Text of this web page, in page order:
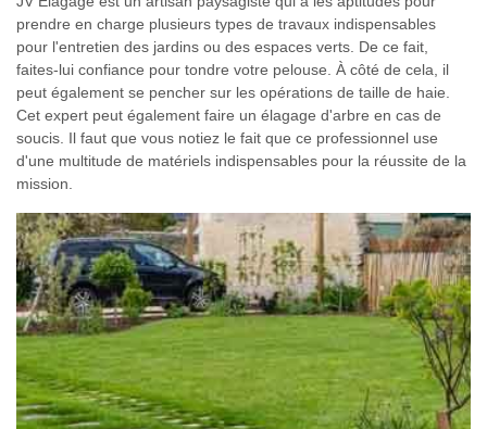
prendre en charge plusieurs types de travaux indispensables
pour l'entretien des jardins ou des espaces verts. De ce fait,
faites-lui confiance pour tondre votre pelouse. À côté de cela, il
peut également se pencher sur les opérations de taille de haie.
Cet expert peut également faire un élagage d'arbre en cas de
soucis. Il faut que vous notiez le fait que ce professionnel use
d'une multitude de matériels indispensables pour la réussite de la
mission.